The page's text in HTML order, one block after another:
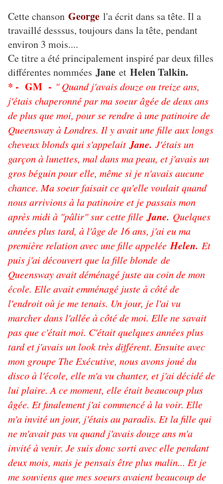
Cette chanson George l'a écrit dans sa tête. Il a
travaillé desssus, toujours dans la tête, pendant
environ 3 mois....
Ce titre a été principalement inspiré par deux filles
différentes nommées Jane et Helen Talkin.
* - GM - " Quand j'avais douze ou treize ans,
j'étais chaperonné par ma soeur âgée de deux ans
de plus que moi, pour se rendre à une patinoire de
Queensway à Londres. Il y avait une fille aux longs
cheveux blonds qui s'appelaitJane. J'étais un
garçon à lunettes, mal dans ma peau, et j'avais un
gros béguin pour elle, même si je n'avais aucune
chance. Ma soeur faisait ce qu'elle voulait quand
nous arrivions à la patinoire et je passais mon
après midi à "pâlir" sur cette filleJane. Quelques
années plus tard, à l'âge de 16 ans, j'ai eu ma
première relation avec une fille appelée Helen. Et
puis j'ai découvert que la fille blonde de
Queensway avait déménagé juste au coin de mon
école. Elle avait emménagé juste à côté de
l'endroit où je me tenais. Un jour, je l'ai vu
marcher dans l'allée à côté de moi. Elle ne savait
pas que c'était moi. C'était quelques années plus
tard et j'avais un look très différent. Ensuite avec
mon groupe The Exécutive, nous avons joué du
disco à l'école, elle m'a vu chanter, et j'ai décidé de
lui plaire. A ce moment, elle était beaucoup plus
âgée. Et finalement j'ai commencé à la voir. Elle
m'a invité un jour, j'étais au paradis. Et la fille qui
ne m'avait pas vu quand j'avais douze ans m'a
invité à venir. Je suis donc sorti avec elle pendant
deux mois, mais je pensais être plus malin... Et je
me souviens que mes soeurs avaient beaucoup de